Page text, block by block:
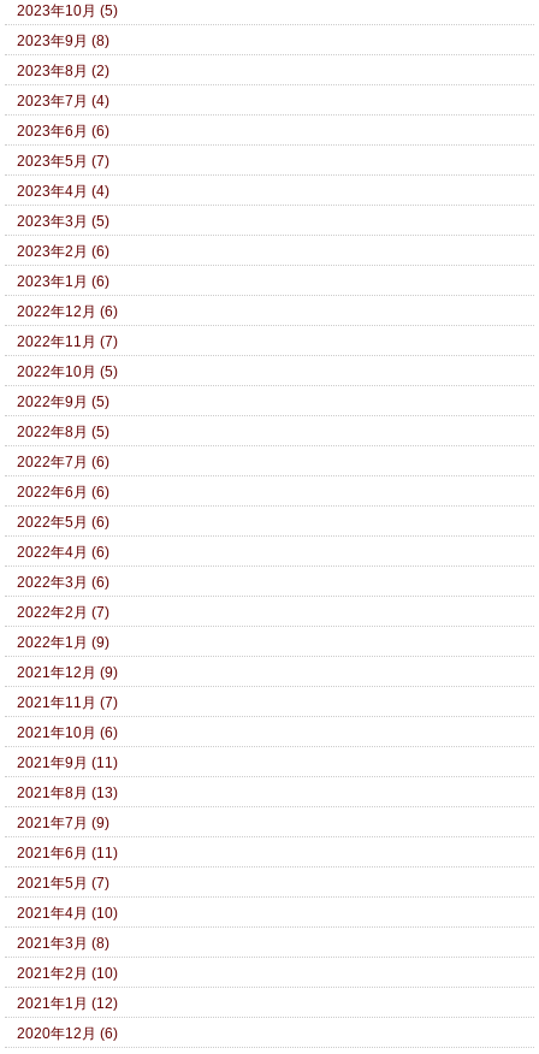
2023年10月 (5)
2023年9月 (8)
2023年8月 (2)
2023年7月 (4)
2023年6月 (6)
2023年5月 (7)
2023年4月 (4)
2023年3月 (5)
2023年2月 (6)
2023年1月 (6)
2022年12月 (6)
2022年11月 (7)
2022年10月 (5)
2022年9月 (5)
2022年8月 (5)
2022年7月 (6)
2022年6月 (6)
2022年5月 (6)
2022年4月 (6)
2022年3月 (6)
2022年2月 (7)
2022年1月 (9)
2021年12月 (9)
2021年11月 (7)
2021年10月 (6)
2021年9月 (11)
2021年8月 (13)
2021年7月 (9)
2021年6月 (11)
2021年5月 (7)
2021年4月 (10)
2021年3月 (8)
2021年2月 (10)
2021年1月 (12)
2020年12月 (6)